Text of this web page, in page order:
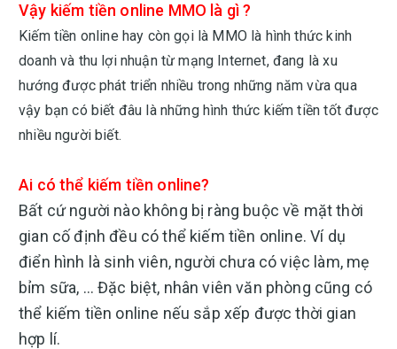
Vậy kiếm tiền online MMO là gì ?
Kiếm tiền online hay còn gọi là MMO là hình thức kinh
doanh và thu lợi nhuận từ mạng Internet, đang là xu
hướng được phát triển nhiều trong những năm vừa qua
vậy bạn có biết đâu là những hình thức kiếm tiền tốt được
nhiều người biết.
Ai có thể kiếm tiền online?
Bất cứ người nào không bị ràng buộc về mặt thời
gian cố định đều có thể kiếm tiền online. Ví dụ
điển hình là sinh viên, người chưa có việc làm, mẹ
bỉm sữa, … Đặc biệt, nhân viên văn phòng cũng có
thể kiếm tiền online nếu sắp xếp được thời gian
hợp lí.